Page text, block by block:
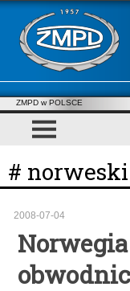
ZMPD w POLSCE
# norweski
2008-07-04